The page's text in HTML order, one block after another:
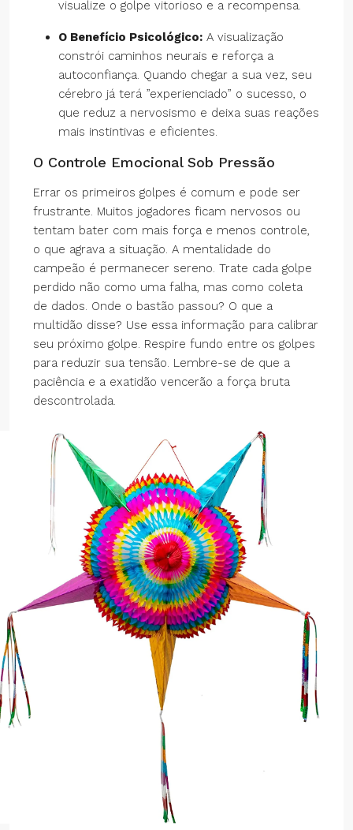
visualize o golpe vitorioso e a recompensa.
O Benefício Psicológico: A visualização
constrói caminhos neurais e reforça a
autoconfiança. Quando chegar a sua vez, seu
cérebro já terá ”experienciado” o sucesso, o
que reduz a nervosismo e deixa suas reações
mais instintivas e eficientes.
O Controle Emocional Sob Pressão
Errar os primeiros golpes é comum e pode ser
frustrante. Muitos jogadores ficam nervosos ou
tentam bater com mais força e menos controle,
o que agrava a situação. A mentalidade do
campeão é permanecer sereno. Trate cada golpe
perdido não como uma falha, mas como coleta
de dados. Onde o bastão passou? O que a
multidão disse? Use essa informação para calibrar
seu próximo golpe. Respire fundo entre os golpes
para reduzir sua tensão. Lembre-se de que a
paciência e a exatidão vencerão a força bruta
descontrolada.